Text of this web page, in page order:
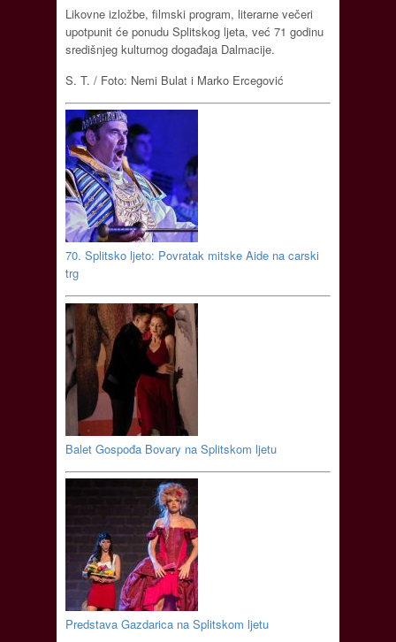
Likovne izložbe, filmski program, literarne večeri
upotpunit će ponudu Splitskog ljeta, već 71 godinu
središnjeg kulturnog događaja Dalmacije.
S. T. / Foto: Nemi Bulat i Marko Ercegović
70. Splitsko ljeto: Povratak mitske Aide na carski
trg
Balet Gospođa Bovary na Splitskom ljetu
Predstava Gazdarica na Splitskom ljetu